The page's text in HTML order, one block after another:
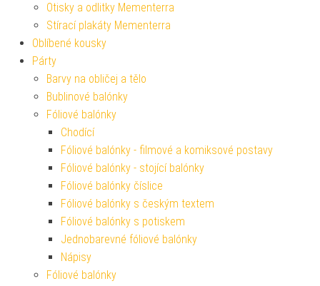
Otisky a odlitky Mementerra
Stírací plakáty Mementerra
Oblíbené kousky
Párty
Barvy na obličej a tělo
Bublinové balónky
Fóliové balónky
Chodící
Fóliové balónky - filmové a komiksové postavy
Fóliové balónky - stojící balónky
Fóliové balónky číslice
Fóliové balónky s českým textem
Fóliové balónky s potiskem
Jednobarevné fóliové balónky
Nápisy
Fóliové balónky